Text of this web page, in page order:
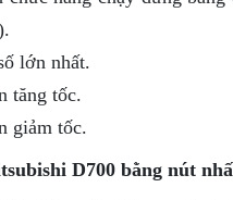
lớn nhất.
tăng tốc.
giảm tốc.
D700 bằng nút